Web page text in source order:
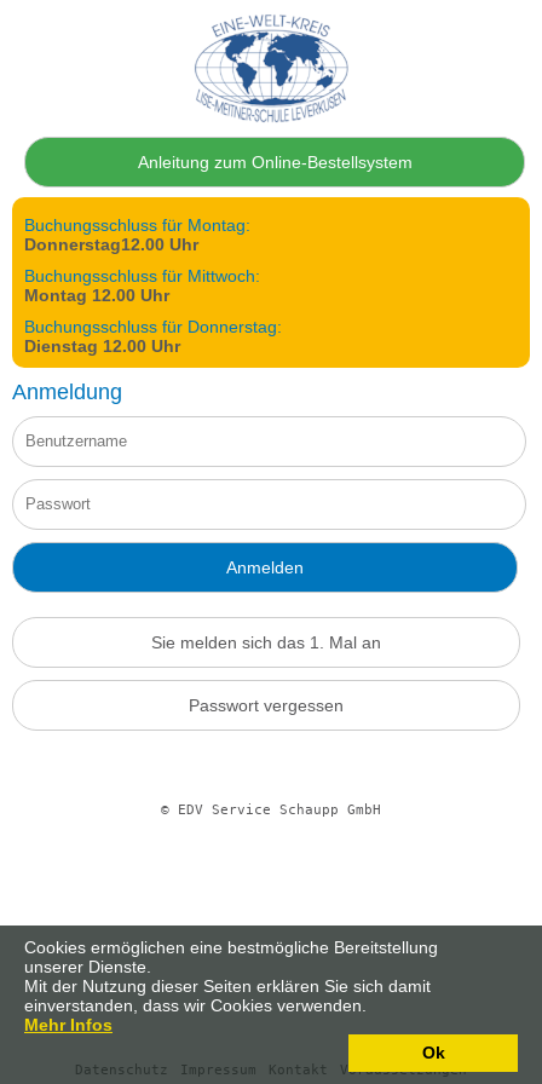
Datenschutz Impressum Kontakt Voraussetzungen
Anleitung zum Online-Bestellsystem
Buchungsschluss für Montag:
Donnerstag12.00 Uhr
Buchungsschluss für Mittwoch:
Montag 12.00 Uhr
Buchungsschluss für Donnerstag:
Dienstag 12.00 Uhr
Anmeldung
Sie melden sich das 1. Mal an
Passwort vergessen
© EDV Service Schaupp GmbH
Cookies ermöglichen eine bestmögliche Bereitstellung
unserer Dienste.
Mit der Nutzung dieser Seiten erklären Sie sich damit
einverstanden, dass wir Cookies verwenden.
Mehr Infos
Ok